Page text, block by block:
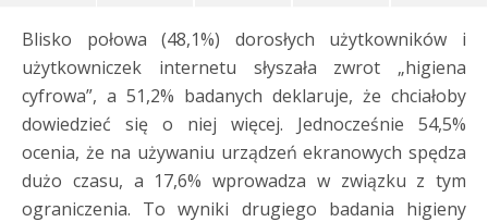
Blisko połowa (48,1%) dorosłych użytkowników i
użytkowniczek internetu słyszała zwrot „higiena
cyfrowa”, a 51,2% badanych deklaruje, że chciałoby
dowiedzieć się o niej więcej. Jednocześnie 54,5%
ocenia, że na używaniu urządzeń ekranowych spędza
dużo cza­su, a 17,6% wprowadza w związku z tym
ograniczenia. To wyniki drugiego badania higieny